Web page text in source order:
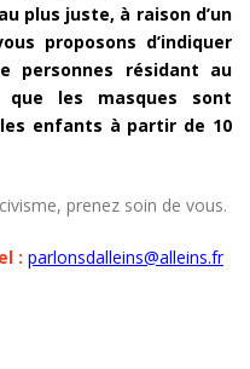
plus juste, à raison d’un
proposons d’indiquer
personnes résidant au
que les masques sont
enfants à partir de 10
prenez soin de vous.
: parlonsdalleins@alleins.fr